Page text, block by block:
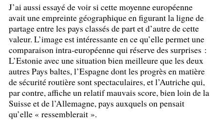
J’ai aussi essayé de voir si cette moyenne européenne
avait une empreinte géographique en figurant la ligne de
partage entre les pays classés de part et d’autre de cette
valeur. L’image est intéressante en ce qu’elle permet une
comparaison intra-européenne qui réserve des surprises :
L’Estonie avec une situation bien meilleure que les deux
autres Pays baltes, l’Espagne dont les progrès en matière
de sécurité routière sont spectaculaires, et l’Autriche qui,
par contre, affiche un relatif mauvais score, bien loin de la
Suisse et de l’Allemagne, pays auxquels on pensait
qu’elle « ressemblerait ».